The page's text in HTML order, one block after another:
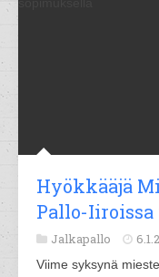
Hyökkääjä
Pallo-
Jalkapallo
Viime syksynä